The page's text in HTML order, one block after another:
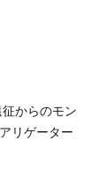
からのモン
リゲーター